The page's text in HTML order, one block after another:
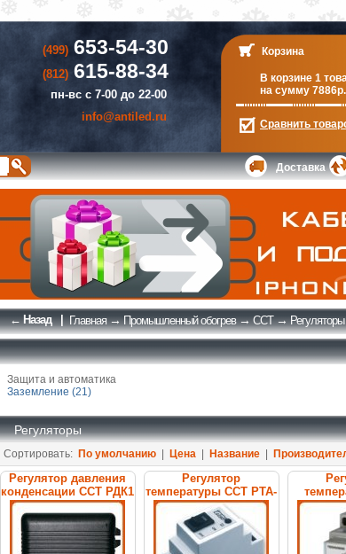
(499)653-54-30
(812)615-88-34
пн-вс с 7-00 до 22-00
info@antiled.ru
Корзина
В корзине 1
на сумму 7886р.
Сравнить
Доставка
← Назад | Главная→Промышленный обогрев→ССТ→Регуляторы
Защита и автоматика
Заземление (21)
Регуляторы
Сортировать: По умолчанию| Цена| Название|
Регулятор давления
конденсации ССТ РДК1
Регулятор
температуры ССТ PTA-
100 (tstab)
электронный
РТ-007S